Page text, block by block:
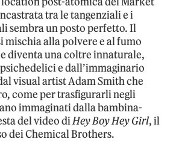
tra le tangenziali e i
sembra un posto perfetto. Il
mischia alla polvere e al fumo
diventa una coltre innaturale,
e dall’immaginario
visual artist Adam Smith che
come per trasfigurarli negli
immaginati dalla bambina-
del video diHey Boy Hey Girl, il
dei Chemical Brothers.